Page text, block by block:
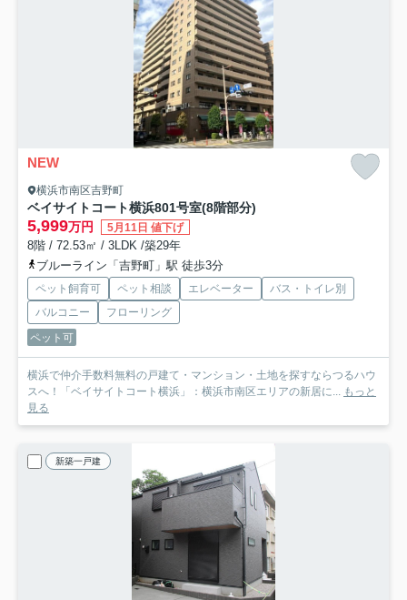
NEW
横浜市南区吉野町
ベイサイトコート横浜801号室(8階部分)
5,999万円 5月11日 値下げ
8階 / 72.53㎡ / 3LDK /築29年
ブルーライン「吉野町」駅 徒歩3分
ペット飼育可 ペット相談 エレベーター
バス・トイレ別
バルコニー
フローリング
ペット可
横浜で仲介手数料無料の戸建て・マンション・土地を探すならつるハウ
スへ！「ベイサイトコート横浜」：横浜市南区エリアの新居に... もっと
見る
新築一戸建